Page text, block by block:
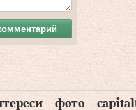
фото